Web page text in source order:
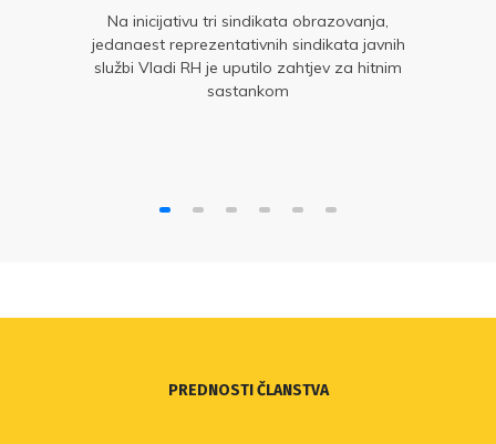
Na inicijativu tri sindikata obrazovanja,
jedanaest reprezentativnih sindikata javnih
službi Vladi RH je uputilo zahtjev za hitnim
sastankom
PREDNOSTI ČLANSTVA